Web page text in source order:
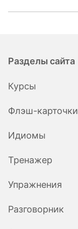
Разделы сайта
Курсы
Флэш-карточки
Идиомы
Тренажер
Упражнения
Разговорник